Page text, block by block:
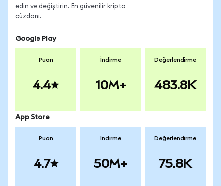
edin ve değiştirin. En güvenilir kripto
cüzdanı.
Google Play
Puan
4.4
İndirme
10M+
Değerlendirme
483.8K
App Store
Puan
4.7
İndirme
50M+
Değerlendirme
75.8K